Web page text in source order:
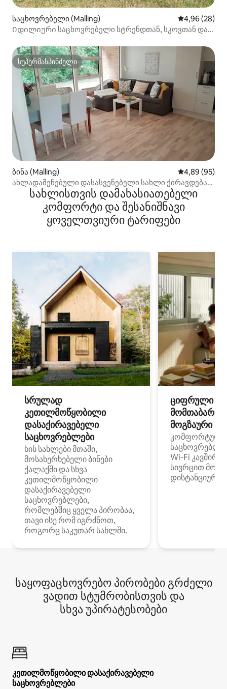
საცხოვრებელი (Malling) საშუალო
4,96 (28)
Იდილიური საცხოვრებელი სტრენდთან, სკოვთან და
სუპერმასპინძელი
სუპერმასპინძელი
ბინა (Malling) საშუალო
4,89 (95)
ახლადაშენებული დასასვენებელი სახლი ქირავდება
ოარჰუსისა და ოდერის მახლობლად
სახლისთვის დამახასიათებელი
კომფორტი და შესანიშნავი
ყოველთვიური ტარიფები
სრულად
კეთილმოწყობილი
დასაქირავებელი
საცხოვრებლები
ხის სახლები მთაში,
მოსახერხებელი ბინები
ქალაქში და სხვა
კეთილმოწყობილი
დასაქირავებელი
საცხოვრებლები,
რომლებშიც ყველა პირობაა,
თავი ისე რომ იგრძნოთ,
როგორც საკუთარ სახლში.
ციფრული
მოგზაური
კომფორტული
Wi‑Fi
სივრცით
დისტანციური
საყოფაცხოვრებო პირობები გრძელი
ვადით სტუმრობისთვის და
სხვა უპირატესობები
კეთილმოწყობილი დასაქირავებელი
საცხოვრებლები